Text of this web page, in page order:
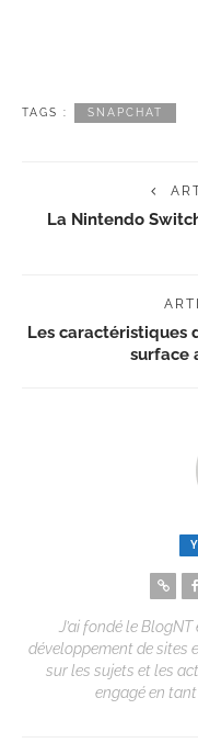
TAGS : SNAPCHAT
La Nintendo
Les caractéristiques
surface
J’ai fondé le
développement de sites
sur les sujets et les
engagé en